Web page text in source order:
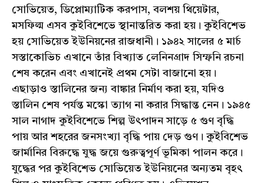
সোভিয়েত, ডিপ্লোম্যাটিক করপাস, বলশয় থিয়েটার,
মসফিল্ম এসব কুইবিশেভে স্থানান্তরিত করা হয়। কুইবিশেভ
হয় সোভিয়েত ইউনিয়নের রাজধানী। ১৯৪২ সালের ৫ মার্চ
সস্তাকোভিচ এখানে তাঁর বিখ্যাত লেনিনগ্রাদ সিম্ফনি রচনা
শেষ করেন এবং এখানেই প্রথম সেটা বাজানো হয়।
এছাড়াও স্তালিনের জন্য বাঙ্কার নির্মাণ করা হয়, যদিও
স্তালিন শেষ পর্যন্ত মস্কো ত্যাগ না করার সিদ্ধান্ত নেন। ১৯৪৫
সাল নাগাদ কুইবিশেভে শিল্প উৎপাদন সাড়ে ৫ গুণ বৃদ্ধি
পায় আর শহরের জনসংখ্যা বৃদ্ধি পায় দেড় গুণ। কুইবিশেভ
জার্মানির বিরুদ্ধে যুদ্ধ জয়ে গুরুত্বপূর্ণ ভূমিকা পালন করে।
যুদ্ধের পর কুইবিশেভ সোভিয়েত ইউনিয়নের অন্যতম বৃহৎ